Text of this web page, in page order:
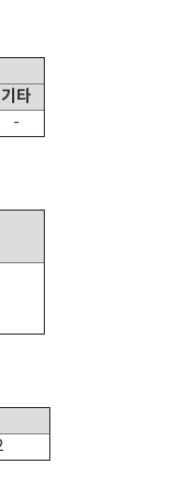
기타
-